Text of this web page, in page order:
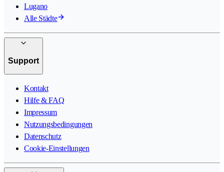
Lugano
Alle Städte
Support
Kontakt
Hilfe & FAQ
Impressum
Nutzungsbedingungen
Datenschutz
Cookie-Einstellungen